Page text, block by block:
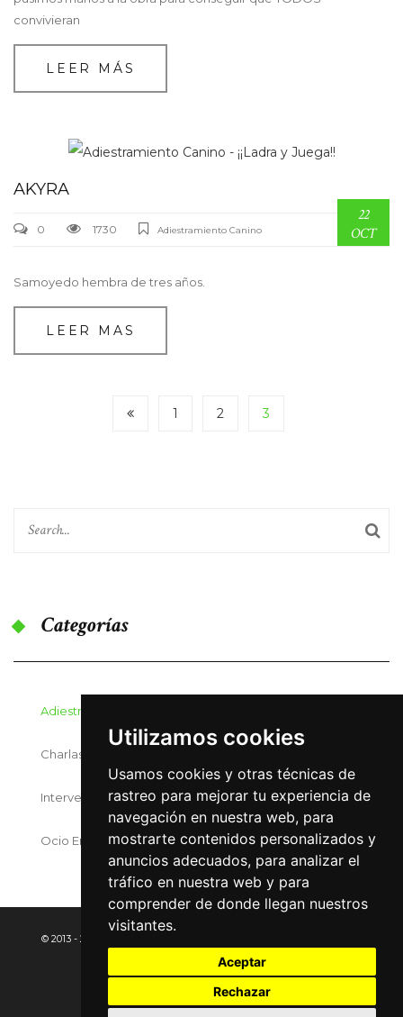
Utilizamos cookies
Usamos cookies y otras técnicas de
rastreo para mejorar tu experiencia de
navegación en nuestra web, para
mostrarte contenidos personalizados y
anuncios adecuados, para analizar el
tráfico en nuestra web y para
comprender de donde llegan nuestros
visitantes.
Aceptar
Rechazar
convivieran
LEER MÁS
AKYRA
0 1730 Adiestramiento Canino
22
OCT
Samoyedo hembra de tres años.
LEER MAS
1 2 3
Categorías
Adiestramiento Canino
Charlas Y Seminarios
Intervenciones Asistidas Con Perros
Ocio En ¡¡Ladra Y Juega!!
© 2013 - 2023 ¡¡LADRA Y JUEGA!!
COOKIES